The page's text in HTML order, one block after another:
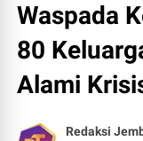
Waspada
80
Alami
Redaksi